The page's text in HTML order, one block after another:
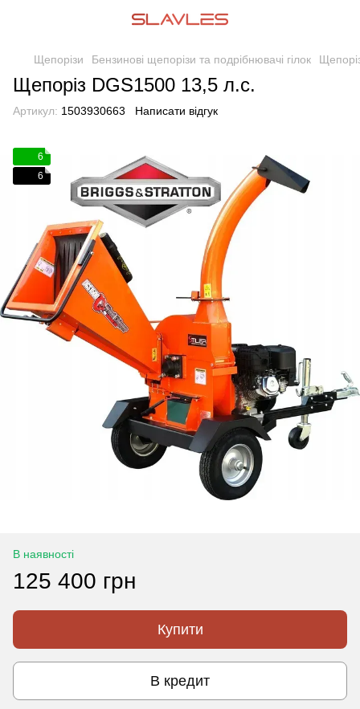
Щепорізи Бензинові щепорізи та подрібнювачі гілок
Щепоріз DGS1500 13,5 л.с.
Артикул: 1503930663 Написати відгук
6
6
В наявності
125 400 грн
Купити
В кредит